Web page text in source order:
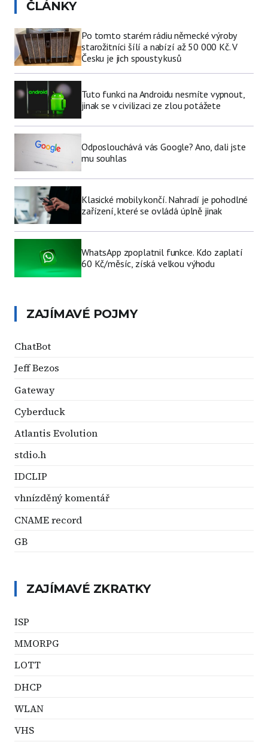
ČLÁNKY
Po tomto starém rádiu německé výroby
starožitníci šílí a nabízí až 50 000 Kč. V
Česku je jich spousty kusů
Tuto funkci na Androidu nesmíte vypnout,
jinak se v civilizaci ze zlou potážete
Odposlouchává vás Google? Ano, dali jste
mu souhlas
Klasické mobily končí. Nahradí je pohodlné
zařízení, které se ovládá úplně jinak
WhatsApp zpoplatnil funkce. Kdo zaplatí
60 Kč/měsíc, získá velkou výhodu
ZAJÍMAVÉ POJMY
ChatBot
Jeff Bezos
Gateway
Cyberduck
Atlantis Evolution
stdio.h
IDCLIP
vhnízděný komentář
CNAME record
GB
ZAJÍMAVÉ ZKRATKY
ISP
MMORPG
LOTT
DHCP
WLAN
VHS